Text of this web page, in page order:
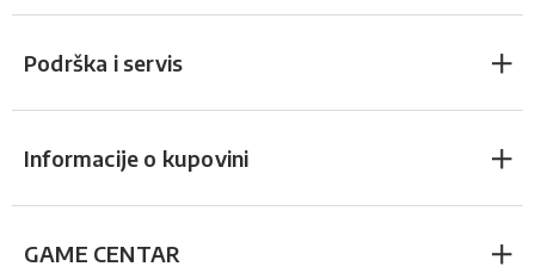
Podrška i servis
Informacije o kupovini
GAME CENTAR